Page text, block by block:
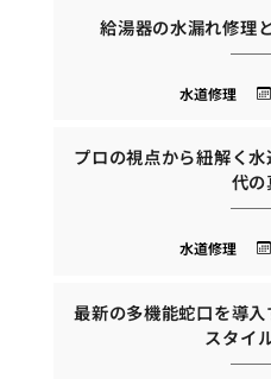
給湯器の水漏れ修理
水道修理
プロの視点から紐解く
代の
水道修理
最新の多機能蛇口を導
スタイ